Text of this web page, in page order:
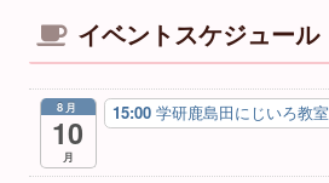
イベントスケジュール
8月
10
月
15:00 学研鹿島田にじいろ教室